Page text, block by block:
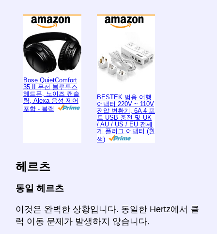
Bose QuietComfort
35 II 무선 블루투스
헤드폰, 노이즈 캔슬
링, Alexa 음성 제어
포함 - 블랙
BESTEK 범용 여행
어댑터 220V ~ 110V
전압 변환기, 6A 4 포
트 USB 충전 및 UK
/ AU / US / EU 전세
계 플러그 어댑터 (흰
색)
헤르츠
동일 헤르츠
이것은 완벽한 상황입니다. 동일한 Hertz에서 클
럭 이동 문제가 발생하지 않습니다.